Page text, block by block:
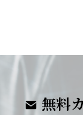
無料